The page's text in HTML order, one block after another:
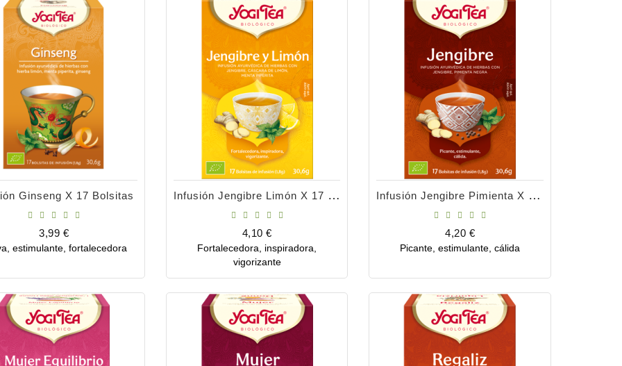
Ginseng X 17 Bolsitas
Precio
3,99 €
estimulante, fortalecedora
Comprar
Infusión Jengibre Limón X 17 Bolsitas
Precio
4,10 €
Fortalecedora, inspiradora,
vigorizante
Comprar
Infusión Jengibre Pimienta X 17 Bolsitas
Precio
4,20 €
Picante, estimulante, cálida
Comprar